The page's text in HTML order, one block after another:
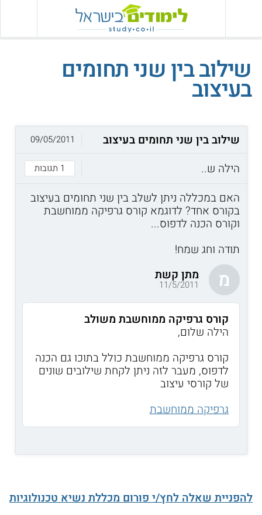
שילוב בין שני תחומים
בעיצוב
שילוב בין שני תחומים בעיצוב
הילה ש..
1 תגובות
09/05/2011
האם במכללה ניתן לשלב בין שני תחומים בעיצוב
בקורס אחד? לדוגמא קורס גרפיקה ממוחשבת
וקורס הכנה לדפוס...
תודה וחג שמח!
מ מתן קשת
11/5/2011
קורס גרפיקה ממוחשבת משולב
הילה שלום,
קורס גרפיקה ממוחשבת כולל בתוכו גם הכנה
לדפוס, מעבר לזה ניתן לקחת שילובים שונים
של קורסי עיצוב
גרפיקה ממוחשבת
להפניית שאלה לחץ/י פורום מכללת נשיא טכנולוגיות